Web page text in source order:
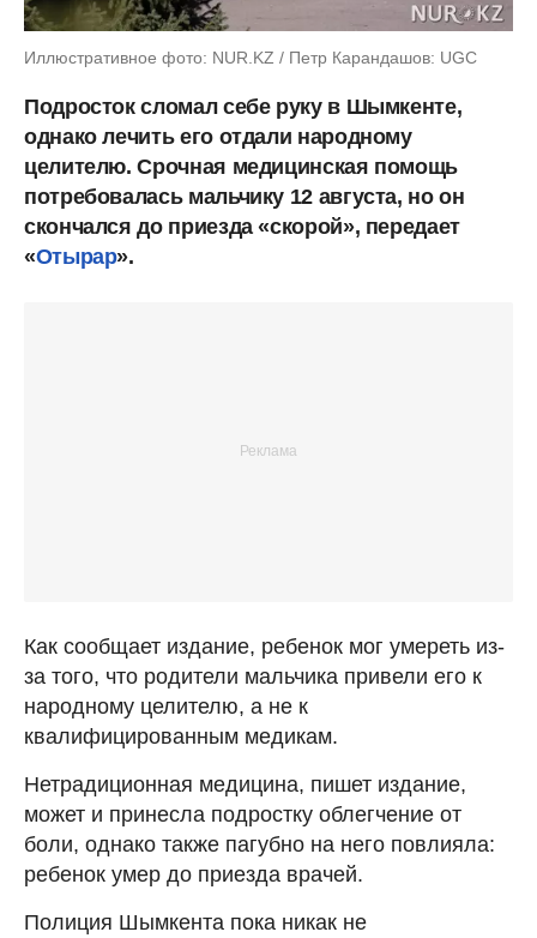
Иллюстративное фото: NUR.KZ / Петр Карандашов: UGC
Подросток сломал себе руку в Шымкенте,
однако лечить его отдали народному
целителю. Срочная медицинская помощь
потребовалась мальчику 12 августа, но он
скончался до приезда «скорой», передает
«Отырар».
Как сообщает издание, ребенок мог умереть из-
за того, что родители мальчика привели его к
народному целителю, а не к
квалифицированным медикам.
Нетрадиционная медицина, пишет издание,
может и принесла подростку облегчение от
боли, однако также пагубно на него повлияла:
ребенок умер до приезда врачей.
Полиция Шымкента пока никак не